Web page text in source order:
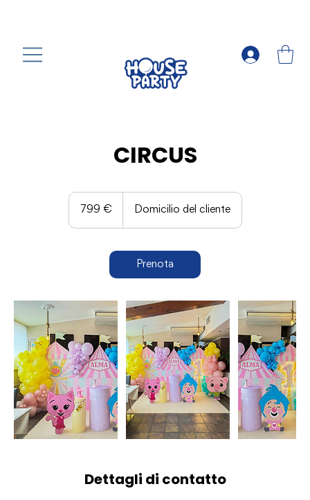
CIRCUS
799
euro
799 € Domicilio del cliente
Prenota
Dettagli di contatto